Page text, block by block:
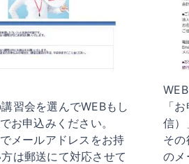
習会を選んでWEBもし
お申込みください。
メールアドレスをお持
は郵送にて対応させて
「
信）
そ
のメ